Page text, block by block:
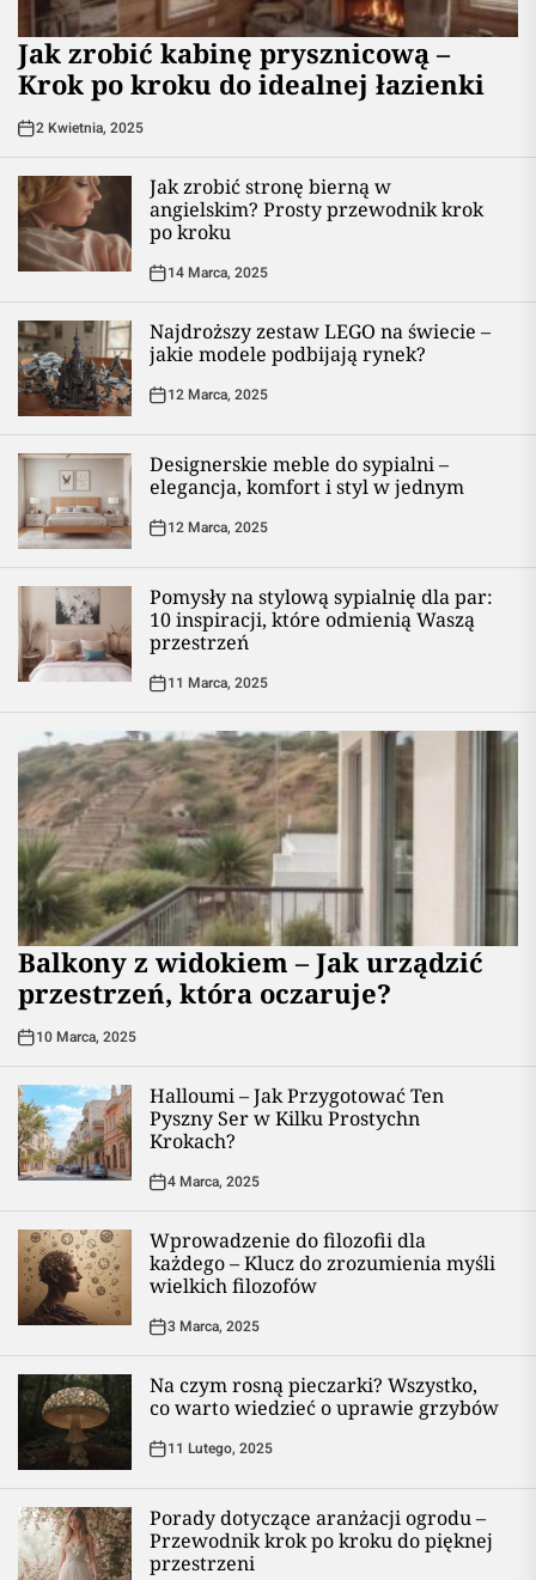
Jak zrobić kabinę prysznicową –
Krok po kroku do idealnej łazienki
2 Kwietnia, 2025
Jak zrobić stronę bierną w
angielskim? Prosty przewodnik krok
po kroku
14 Marca, 2025
Najdroższy zestaw LEGO na świecie –
jakie modele podbijają rynek?
12 Marca, 2025
Designerskie meble do sypialni –
elegancja, komfort i styl w jednym
12 Marca, 2025
Pomysły na stylową sypialnię dla par:
10 inspiracji, które odmienią Waszą
przestrzeń
11 Marca, 2025
Balkony z widokiem – Jak urządzić
przestrzeń, która oczaruje?
10 Marca, 2025
Halloumi – Jak Przygotować Ten
Pyszny Ser w Kilku Prostychn
Krokach?
4 Marca, 2025
Wprowadzenie do filozofii dla
każdego – Klucz do zrozumienia myśli
wielkich filozofów
3 Marca, 2025
Na czym rosną pieczarki? Wszystko,
co warto wiedzieć o uprawie grzybów
11 Lutego, 2025
Porady dotyczące aranżacji ogrodu –
Przewodnik krok po kroku do pięknej
przestrzeni